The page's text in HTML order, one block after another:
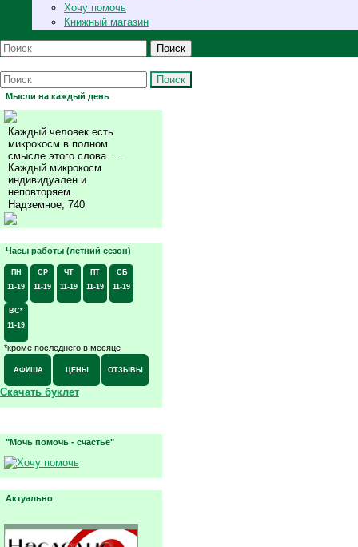
Хочу помочь
Книжный магазин
Поиск
Поиск
Мысли на каждый день
Каждый человек есть
микрокосм в полном
смысле этого слова. …
Каждый микрокосм
индивидуален и
неповторяем.
Надземное, 740
Часы работы (летний сезон)
ПН
11-19
СР
11-19
ЧТ
11-19
ПТ
11-19
СБ
11-19
ВС*
11-19
*кроме последнего в месяце
АФИША ЦЕНЫ ОТЗЫВЫ
Скачать буклет
"Мочь помочь - счастье"
Актуально